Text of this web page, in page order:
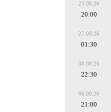
23.08.26
20:00
27.08.26
01:30
30.08.26
22:30
06.09.26
21:00